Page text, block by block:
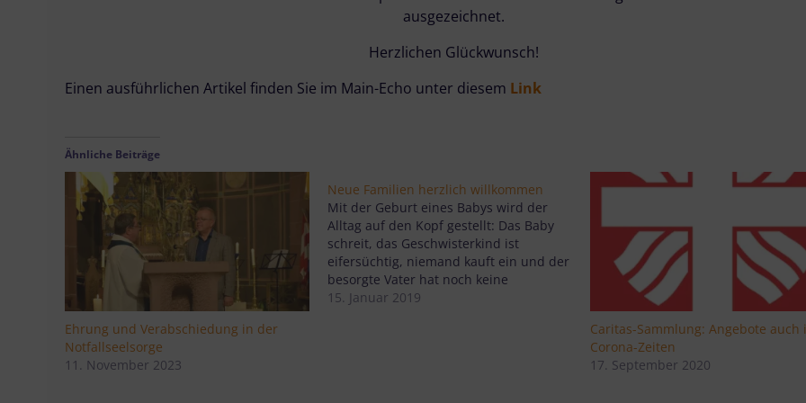
ausgezeichnet.
Herzlichen Glückwunsch!
Einen ausführlichen Artikel finden Sie im Main-Echo unter diesem Link
Ähnliche Beiträge
Ehrung und Verabschiedung in der
Notfallseelsorge
11. November 2023
Neue Familien herzlich willkommen
Mit der Geburt eines Babys wird der
Alltag auf den Kopf gestellt: Das Baby
schreit, das Geschwisterkind ist
eifersüchtig, niemand kauft ein und der
besorgte Vater hat noch keine
Elternzeit. Gut, wenn Familie oder
15. Januar 2019
Caritas-Sammlung: Angebote auch
Corona-Zeiten
17. September 2020